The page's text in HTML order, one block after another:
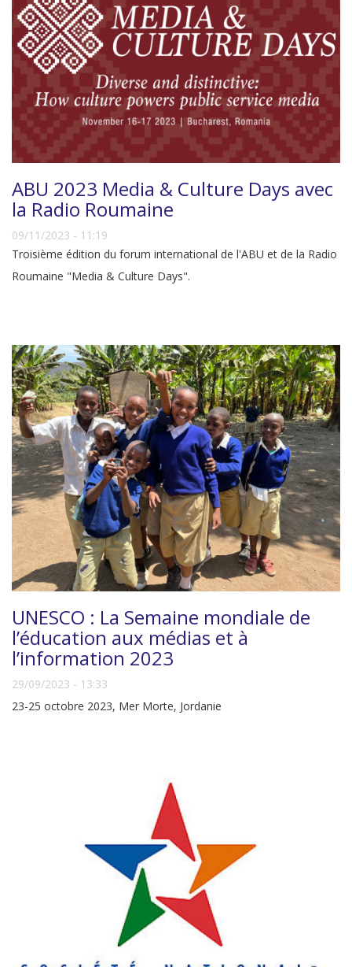
ABU 2023 Media & Culture Days avec
la Radio Roumaine
09/11/2023 - 11:19
Troisième édition du forum international de l'ABU et de la Radio
Roumaine "Media & Culture Days".
UNESCO : La Semaine mondiale de
l’éducation aux médias et à
l’information 2023
29/09/2023 - 13:33
23-25 octobre 2023, Mer Morte, Jordanie